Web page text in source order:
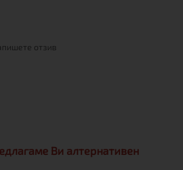
отзив
Ви алтернативен